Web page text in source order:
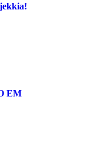
EM